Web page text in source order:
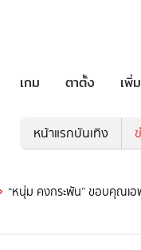
เกม ตาตั้ง เพิ่
หน้าแรกบันเทิง
“หนุ่ม คงกระพัน” ขอบคุณเ